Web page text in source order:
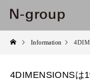
Information
4DIMENSIONSは